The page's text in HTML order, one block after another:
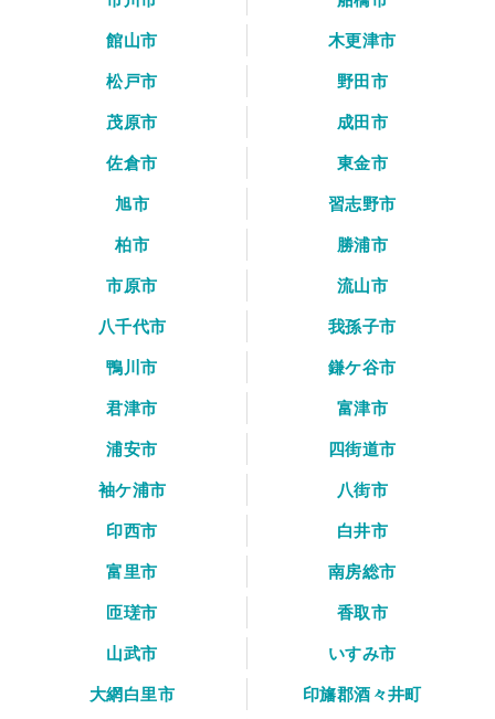
館山市
木更津市
松戸市
野田市
茂原市
成田市
佐倉市
東金市
旭市
習志野市
柏市
勝浦市
市原市
流山市
八千代市
我孫子市
鴨川市
鎌ケ谷市
君津市
富津市
浦安市
四街道市
袖ケ浦市
八街市
印西市
白井市
富里市
南房総市
匝瑳市
香取市
山武市
いすみ市
大網白里市
印旛郡酒々井町